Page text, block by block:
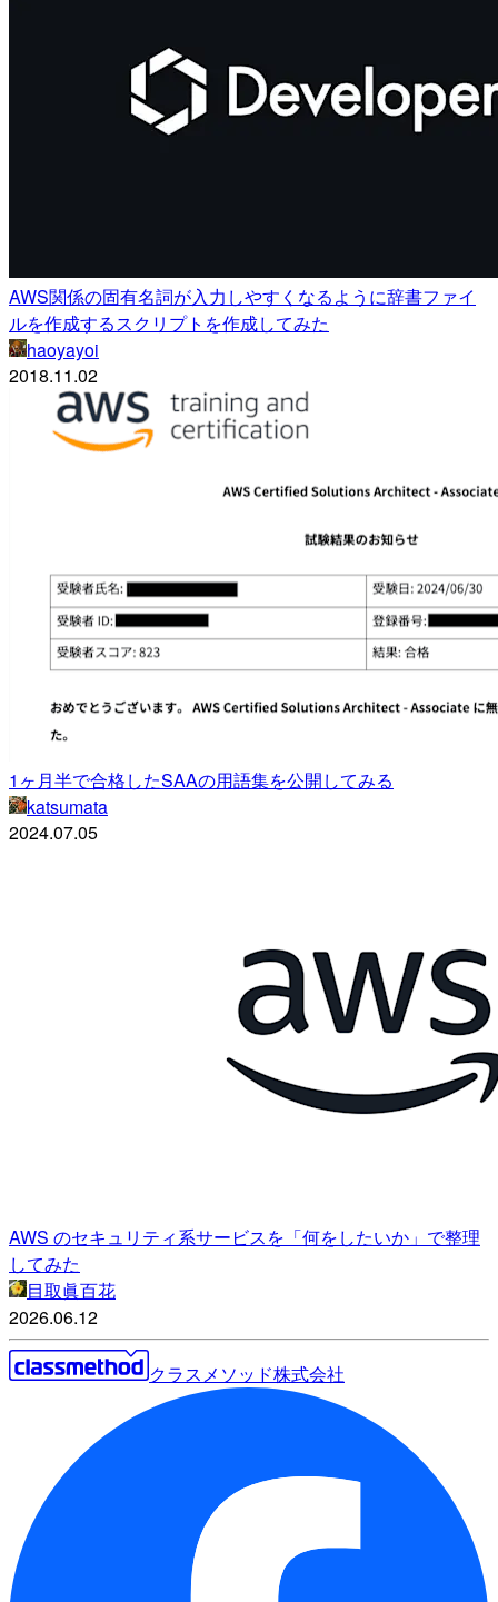
AWS関係の固有名詞が入力しやすくなるように辞書ファイ
ルを作成するスクリプトを作成してみた
haoyayoi
2018.11.02
1ヶ月半で合格したSAAの用語集を公開してみる
katsumata
2024.07.05
AWS のセキュリティ系サービスを「何をしたいか」で整理
してみた
目取眞百花
2026.06.12
クラスメソッド株式会社